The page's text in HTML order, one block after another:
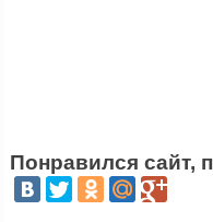
Понравился сайт,